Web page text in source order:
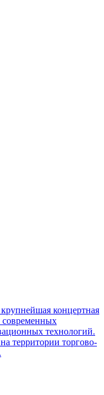
концертная
современных
технологий.
территории торгово-